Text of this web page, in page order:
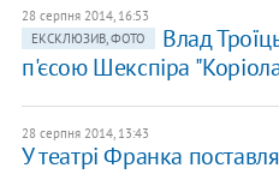
28 серпня 2014, 16:53
ЕКСКЛЮЗИВ, ФОТО
Влад
п'єсою Шекспіра
28 серпня 2014, 13:43
У театрі Франка